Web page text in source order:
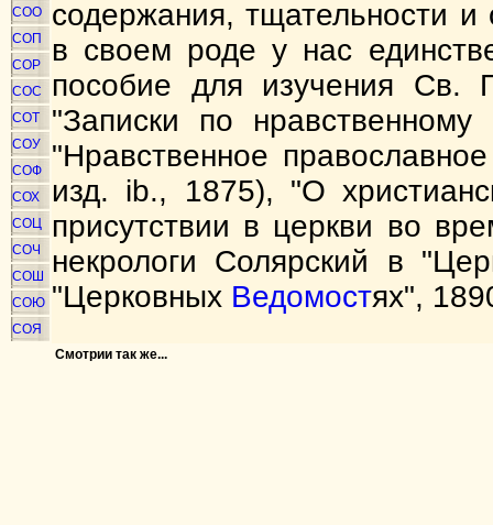
СОО
СОП
СОР
СОС
СОТ
СОУ
СОФ
СОХ
СОЦ
СОЧ
СОШ
СОЮ
СОЯ
содержания, тщательности
в своем роде у нас
пособие для изучения Св.
"Записки по
"Нравственное
изд. ib., 1875), "О
присутствии в церкви во
некрологи Солярский в
"Церковных Ведомостях",
Смотрии так же...